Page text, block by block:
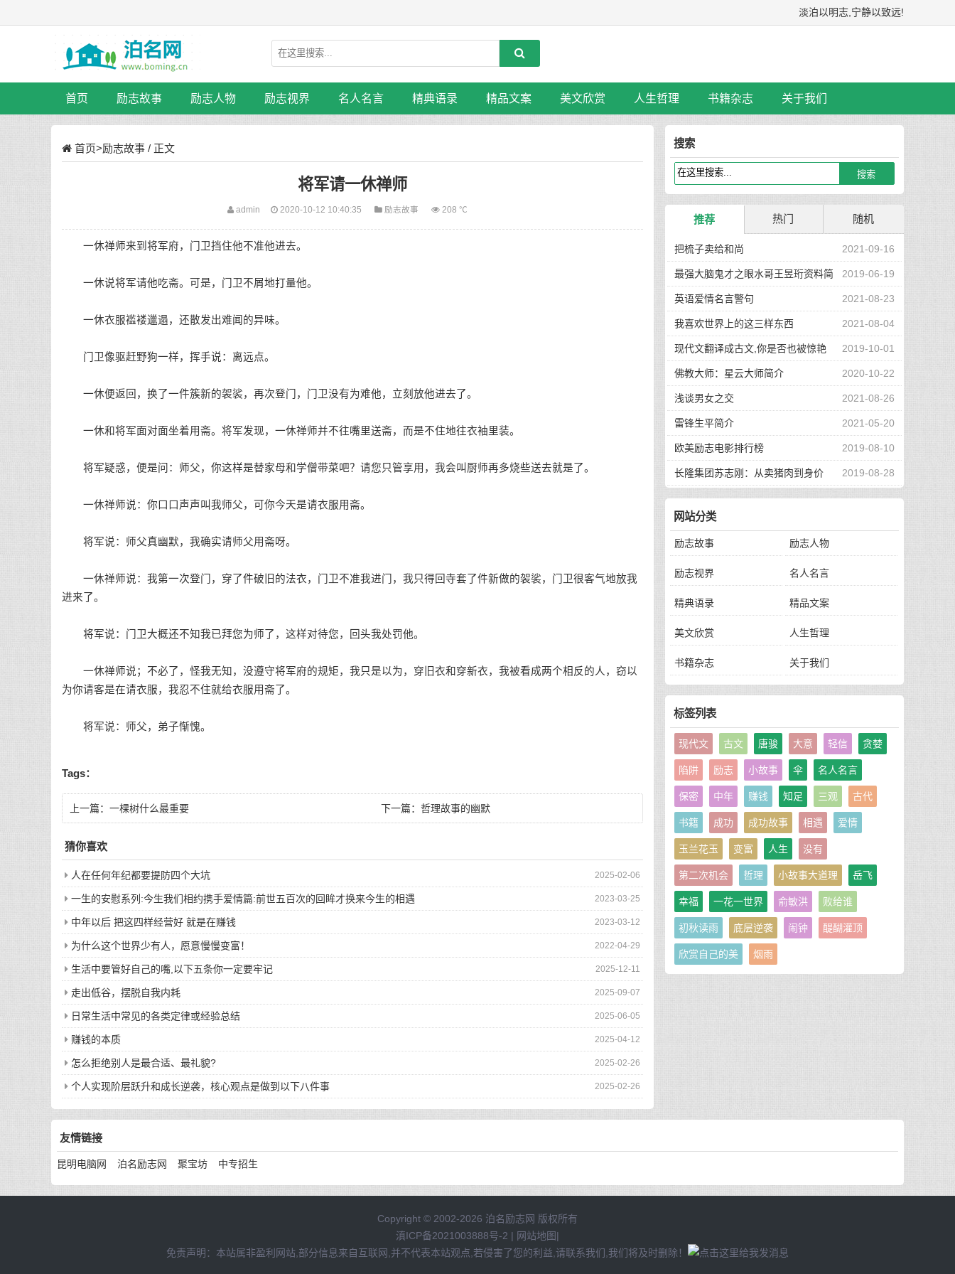
淡泊以明志,宁静以致远!
首页 励志故事 励志人物 励志视界 名人名言 精典语录 精品文案 美文欣赏 人生哲理 书籍杂志 关于我们
首页>励志故事 / 正文
将军请一休禅师
admin 2020-10-12 10:40:35 励志故事 208 ℃
一休禅师来到将军府，门卫挡住他不准他进去。
一休说将军请他吃斋。可是，门卫不屑地打量他。
一休衣服褴褛邋遢，还散发出难闻的异味。
门卫像驱赶野狗一样，挥手说：离远点。
一休便返回，换了一件簇新的袈裟，再次登门，门卫没有为难他，立刻放他进去了。
一休和将军面对面坐着用斋。将军发现，一休禅师并不往嘴里送斋，而是不住地往衣袖里装。
将军疑惑，便是问：师父，你这样是替家母和学僧带菜吧？请您只管享用，我会叫厨师再多烧些送去就是了。
一休禅师说：你口口声声叫我师父，可你今天是请衣服用斋。
将军说：师父真幽默，我确实请师父用斋呀。
一休禅师说：我第一次登门，穿了件破旧的法衣，门卫不准我进门，我只得回寺套了件新做的袈裟，门卫很客气地放我
进来了。
将军说：门卫大概还不知我已拜您为师了，这样对待您，回头我处罚他。
一休禅师说；不必了，怪我无知，没遵守将军府的规矩，我只是以为，穿旧衣和穿新衣，我被看成两个相反的人，窃以
为你请客是在请衣服，我忍不住就给衣服用斋了。
将军说：师父，弟子惭愧。
Tags：
上一篇： 一棵树什么最重要 下一篇：哲理故事的幽默
猜你喜欢
2025-02-06
人在任何年纪都要提防四个大坑
2023-03-25
一生的安慰系列:今生我们相约携手爱情篇:前世五百次的回眸才换来今生的相遇
2023-03-12
中年以后 把这四样经营好 就是在赚钱
2022-04-29
为什么这个世界少有人，愿意慢慢变富！
2025-12-11
生活中要管好自己的嘴,以下五条你一定要牢记
2025-09-07
走出低谷，摆脱自我内耗
2025-06-05
日常生活中常见的各类定律或经验总结
2025-04-12
赚钱的本质
2025-02-26
怎么拒绝别人是最合适、最礼貌?
2025-02-26
个人实现阶层跃升和成长逆袭，核心观点是做到以下八件事
搜索
推荐 热门 随机
2021-09-16
把梳子卖给和尚
2019-06-19
最强大脑鬼才之眼水哥王昱珩资料简
介 2021-08-23
英语爱情名言警句
2021-08-04
我喜欢世界上的这三样东西
2019-10-01
现代文翻译成古文,你是否也被惊艳
到了 2020-10-22
佛教大师：星云大师简介
2021-08-26
浅谈男女之交
2021-05-20
雷锋生平简介
2019-08-10
欧美励志电影排行榜
2019-08-28
长隆集团苏志刚：从卖猪肉到身价
130亿，他的秘诀是？
网站分类
励志故事 励志人物
励志视界 名人名言
精典语录 精品文案
美文欣赏 人生哲理
书籍杂志 关于我们
标签列表
现代文 古文 唐骏 大意 轻信 贪婪
陷阱 励志 小故事 伞 名人名言
保密 中年 赚钱 知足 三观 古代
书籍 成功 成功故事 相遇 爱情
玉兰花玉 变富 人生 没有
第二次机会 哲理 小故事大道理 岳飞
幸福 一花一世界 俞敏洪 败给谁
初秋读雨 底层逆袭 闹钟 醍醐灌顶
欣赏自己的美 烟雨
友情链接
昆明电脑网 泊名励志网 聚宝坊 中专招生
Copyright © 2002-2026 泊名励志网 版权所有
滇ICP备2021003888号-2 | 网站地图|
免责声明：本站属非盈利网站,部分信息来自互联网,并不代表本站观点,若侵害了您的利益,请联系我们,我们将及时删除！